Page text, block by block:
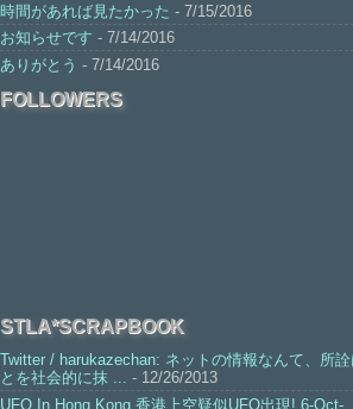
時間があれば見たかった - 7/15/2016
お知らせです - 7/14/2016
ありがとう - 7/14/2016
FOLLOWERS
STLA*SCRAPBOOK
Twitter / harukazechan: ネットの情報なんて、所
とを社会的に抹 ... - 12/26/2013
UFO In Hong Kong 香港上空疑似UFO出現! 6-Oct-